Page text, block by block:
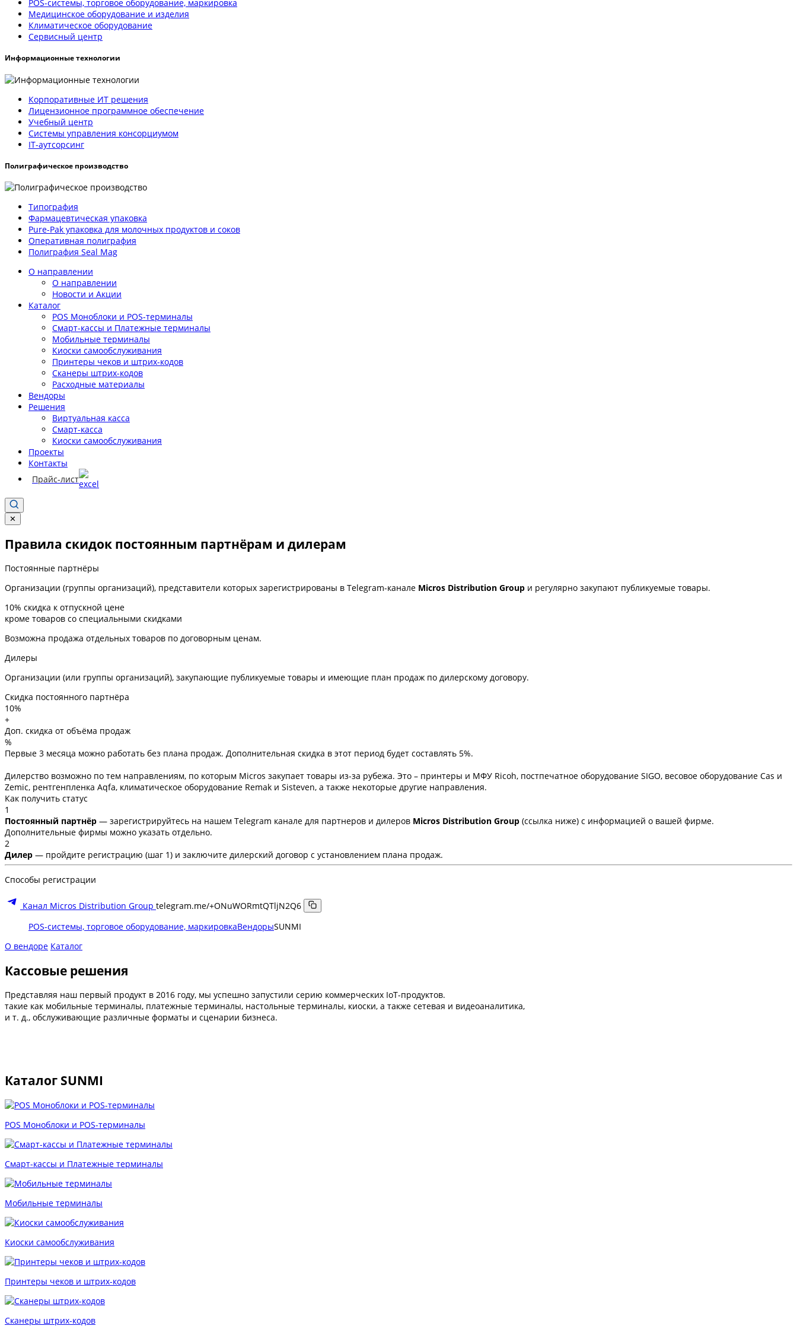
POS-системы, торговое оборудование, маркировка
Медицинское оборудование и изделия
Климатическое оборудование
Сервисный центр
Информационные технологии
Корпоративные ИТ решения
Лицензионное программное обеспечение
Учебный центр
Системы управления консорциумом
IT-аутсорсинг
Полиграфическое производство
Типография
Фармацевтическая упаковка
Pure-Pak упаковка для молочных продуктов и соков
Оперативная полиграфия
Полиграфия Seal Mag
О направлении
О направлении
Новости и Акции
Каталог
POS Моноблоки и POS-терминалы
Смарт-кассы и Платежные терминалы
Мобильные терминалы
Киоски самообслуживания
Принтеры чеков и штрих-кодов
Cканеры штрих-кодов
Расходные материалы
Вендоры
Решения
Виртуальная касса
Смарт-касса
Киоски самообслуживания
Проекты
Контакты
Прайс-лист
✕
Правила скидок постоянным партнёрам и дилерам
Постоянные партнёры
Организации (группы организаций), представители которых зарегистрированы в Telegram-канале Micros Distribution Group и регулярно закупают публикуемые товары.
10% скидка к отпускной цене
кроме товаров со специальными скидками
Возможна продажа отдельных товаров по договорным ценам.
Дилеры
Организации (или группы организаций), закупающие публикуемые товары и имеющие план продаж по дилерскому договору.
Скидка постоянного партнёра
10%
+
Доп. скидка от объёма продаж
%
Первые 3 месяца можно работать без плана продаж. Дополнительная скидка в этот период будет составлять 5%.
Дилерство возможно по тем направлениям, по которым Micros закупает товары из-за рубежа. Это – принтеры и МФУ Ricoh, постпечатное оборудование SIGO, весовое оборудование Cas и
Zemic, рентгенпленка Aqfa, климатическое оборудование Remak и Sisteven, а также некоторые другие направления.
Как получить статус
1
Постоянный партнёр — зарегистрируйтесь на нашем Telegram канале для партнеров и дилеров Micros Distribution Group (ссылка ниже) с информацией о вашей фирме.
Дополнительные фирмы можно указать отдельно.
2
Дилер — пройдите регистрацию (шаг 1) и заключите дилерский договор с установлением плана продаж.
Способы регистрации
Канал Micros Distribution Group telegram.me/+ONuWORmtQTljN2Q6
POS-системы, торговое оборудование, маркировкаВендорыSUNMI
О вендоре Каталог
Кассовые решения
Представляя наш первый продукт в 2016 году, мы успешно запустили серию коммерческих IoT-продуктов.
такие как мобильные терминалы, платежные терминалы, настольные терминалы, киоски, а также сетевая и видеоаналитика,
и т. д., обслуживающие различные форматы и сценарии бизнеса.
Каталог SUNMI
POS Моноблоки и POS-терминалы
Смарт-кассы и Платежные терминалы
Мобильные терминалы
Киоски самообслуживания
Принтеры чеков и штрих-кодов
Cканеры штрих-кодов